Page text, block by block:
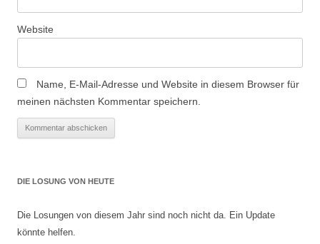
Website
Name, E-Mail-Adresse und Website in diesem Browser für
meinen nächsten Kommentar speichern.
DIE LOSUNG VON HEUTE
Die Losungen von diesem Jahr sind noch nicht da. Ein Update
könnte helfen.